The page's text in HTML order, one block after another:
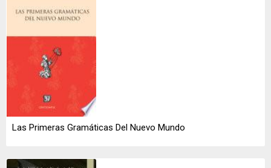
Las Primeras Gramáticas Del Nuevo Mundo